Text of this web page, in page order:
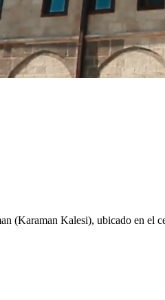
(Karaman Kalesi), ubicado en el